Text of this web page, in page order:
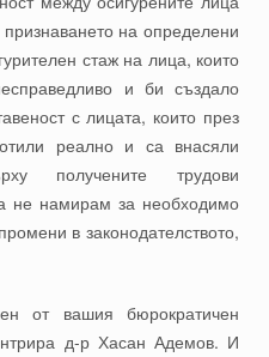
на определени
стаж на лица, които
и би създало
с лицата, които през
реално и са внасяли
получените трудови
не намирам за необходимо
в законодателството,
от вашия бюрократичен
д-р Хасан Адемов. И